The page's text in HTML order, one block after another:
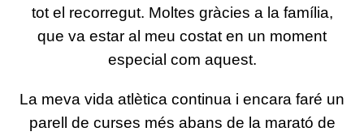
tot el recorregut. Moltes gràcies a la família,
que va estar al meu costat en un moment
especial com aquest.
La meva vida atlètica continua i encara faré un
parell de curses més abans de la marató de